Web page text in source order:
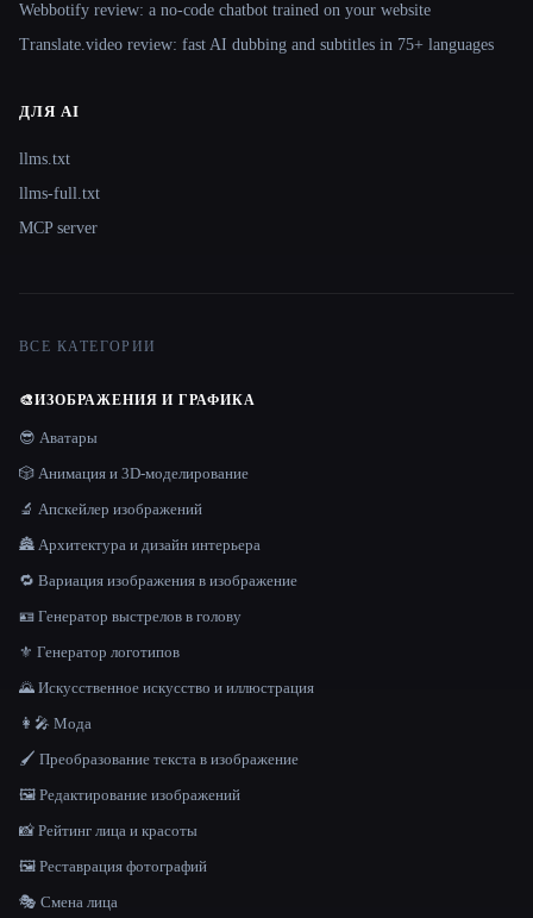
Webbotify review: a no-code chatbot trained on your website
Translate.video review: fast AI dubbing and subtitles in 75+ languages
ДЛЯ AI
llms.txt
llms-full.txt
MCP server
ВСЕ КАТЕГОРИИ
🎨ИЗОБРАЖЕНИЯ И ГРАФИКА
😎 Аватары
🎲 Анимация и 3D-моделирование
🔬 Апскейлер изображений
🏯 Архитектура и дизайн интерьера
🔁 Вариация изображения в изображение
🪪 Генератор выстрелов в голову
⚜️ Генератор логотипов
🌄 Искусственное искусство и иллюстрация
👩‍🎤 Мода
🖌️ Преобразование текста в изображение
🖼️ Редактирование изображений
📸 Рейтинг лица и красоты
🖼️ Реставрация фотографий
🎭 Смена лица